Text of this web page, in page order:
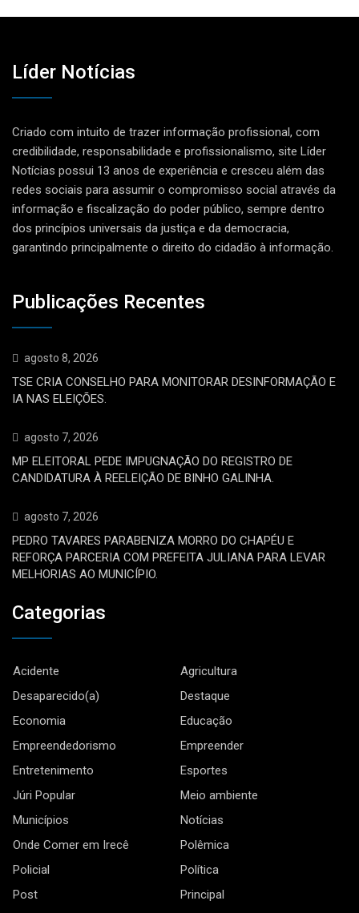
Líder Notícias
Criado com intuito de trazer informação profissional, com
credibilidade, responsabilidade e profissionalismo, site Líder
Notícias possui 13 anos de experiência e cresceu além das
redes sociais para assumir o compromisso social através da
informação e fiscalização do poder público, sempre dentro
dos princípios universais da justiça e da democracia,
garantindo principalmente o direito do cidadão à informação.
Publicações Recentes
agosto 8, 2026
TSE CRIA CONSELHO PARA MONITORAR DESINFORMAÇÃO E
IA NAS ELEIÇÕES.
agosto 7, 2026
MP ELEITORAL PEDE IMPUGNAÇÃO DO REGISTRO DE
CANDIDATURA À REELEIÇÃO DE BINHO GALINHA.
agosto 7, 2026
PEDRO TAVARES PARABENIZA MORRO DO CHAPÉU E
REFORÇA PARCERIA COM PREFEITA JULIANA PARA LEVAR
MELHORIAS AO MUNICÍPIO.
Categorias
Acidente
Agricultura
Desaparecido(a)
Destaque
Economia
Educação
Empreendedorismo
Empreender
Entretenimento
Esportes
Júri Popular
Meio ambiente
Municípios
Notícias
Onde Comer em Irecê
Polêmica
Policial
Política
Post
Principal